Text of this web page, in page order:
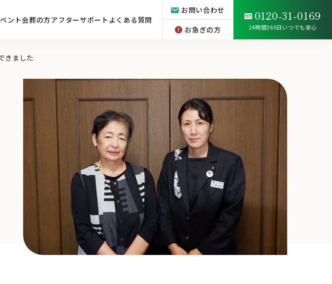
ント会葬の方アフターサポート よくある質問
お問い合わせ
お急ぎの方
0120-31-0169
24時間365日いつでも安心
きました